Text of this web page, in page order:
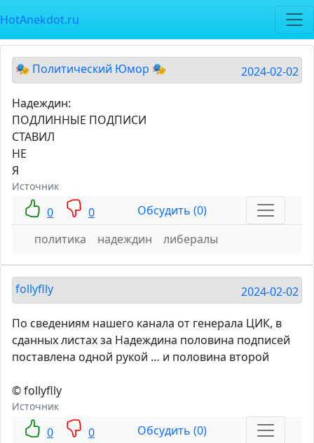
HotAnekdot.ru
🎭 Политический Юмор 🎭 2024-02-02
Надеждин:
ПОДЛИННЫЕ ПОДПИСИ
СТАВИЛ
НЕ
Я
Источник
0 0
Обсудить (0)
политика
надеждин либералы
follyflly 2024-02-02
По сведениям нашего канала от генерала ЦИК, в
сданных листах за Надеждина половина подписей
поставлена одной рукой … и половина второй
© follyflly
Источник
0 0
Обсудить (0)